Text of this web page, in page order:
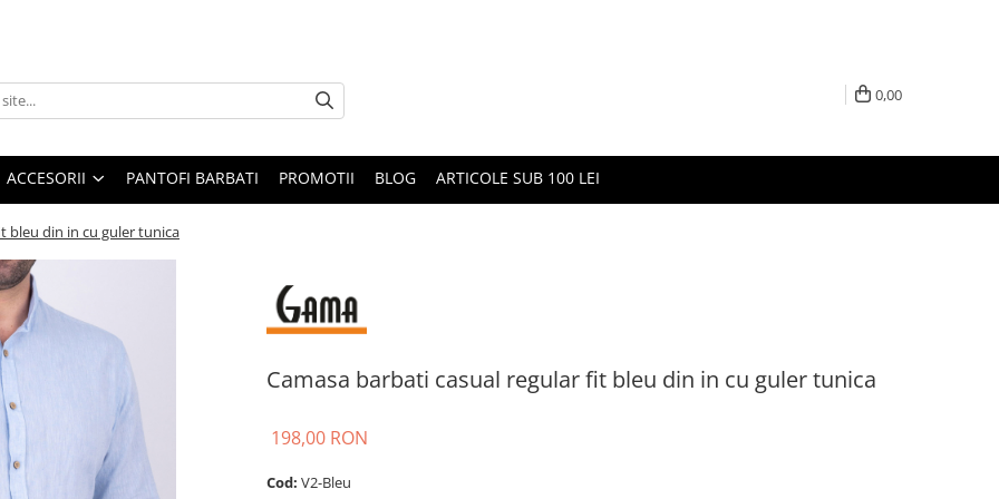
0,00
ACCESORII PANTOFI BARBATI PROMOTII BLOG ARTICOLE SUB 100 LEI
bleu din in cu guler tunica
Camasa barbati casual regular fit bleu din in cu guler tunica
198,00 RON
Cod: V2-Bleu